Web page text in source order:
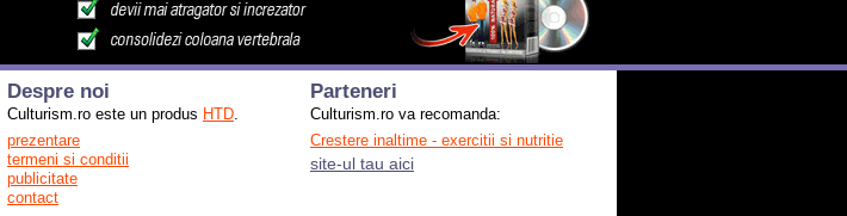
Despre noi
Culturism.ro este un produs HTD.
prezentare
termeni si conditii
publicitate
contact
Parteneri
Culturism.ro va recomanda:
Crestere inaltime - exercitii si nutritie
site-ul tau aici